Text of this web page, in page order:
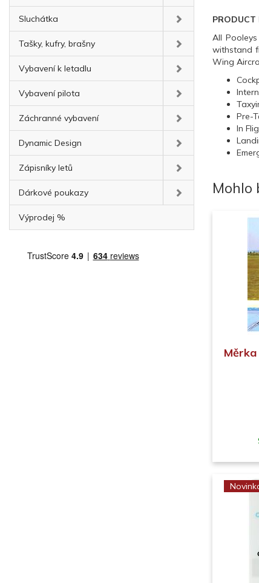
Sluchátka
Tašky, kufry, brašny
Vybavení k letadlu
Vybavení pilota
Záchranné vybavení
Dynamic Design
Zápisníky letů
Dárkové poukazy
Výprodej %
PRODUCT
All
withstand
Wing
Pre-
In
Mohlo